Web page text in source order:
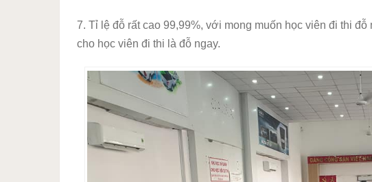
7. Tỉ lệ đỗ rất cao 99,99%, với mong muốn học viên đi thi
cho học viên đi thi là đỗ ngay.